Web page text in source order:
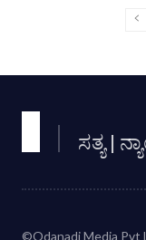
ಸತ್ಯ |
©Odanadi Media Pvt